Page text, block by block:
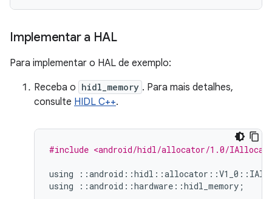
Implementar a HAL
Para implementar o HAL de exemplo:
Receba o hidl_memory . Para mais detalhes,
consulte HIDL C++.
#include <android/hidl/allocator/1.0/
using ::android ::hidl ::allocator ::V1_0 ::
using
::android ::hardware ::hidl_memory ;